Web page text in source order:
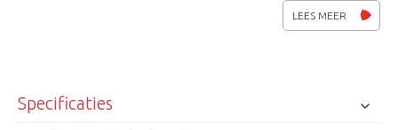
LEES MEER
Specificaties